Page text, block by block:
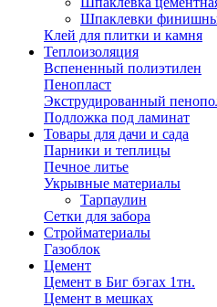
Шпаклевки
Клей для плитки и камня
Теплоизоляция
Вспененный полиэтилен
Пенопласт
Экструдированный
Подложка под ламинат
Товары для дачи и сада
Парники и теплицы
Печное литье
Укрывные материалы
Тарпаулин
Сетки для забора
Стройматериалы
Газоблок
Цемент
Цемент в Биг бэгах 1тн.
Цемент в мешках